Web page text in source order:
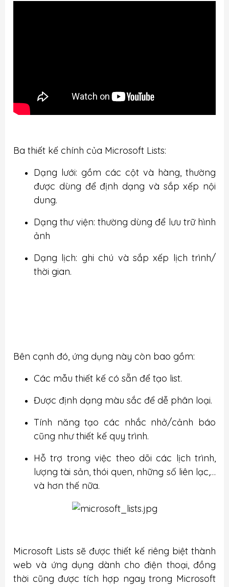
Ba thiết kế chính của Microsoft Lists:
Dạng lưới: gồm các cột và hàng, thường
được dùng để định dạng và sắp xếp nội
dung.
Dạng thư viện: thường dùng để lưu trữ hình
ảnh
Dạng lịch: ghi chú và sắp xếp lịch trình/
thời gian.
Bên cạnh đó, ứng dụng này còn bao gồm:
Các mẫu thiết kế có sẵn để tạo list.
Được định dạng màu sắc để dễ phân loại.
Tính năng tạo các nhắc nhở/cảnh báo
cũng như thiết kế quy trình.
Hỗ trợ trong việc theo dõi các lịch trình,
lượng tài sản, thói quen, những số liên lạc,…
và hơn thế nữa.
Microsoft Lists sẽ được thiết kế riêng biệt thành
web và ứng dụng dành cho điện thoại, đồng
thời cũng được tích hợp ngay trong Microsoft